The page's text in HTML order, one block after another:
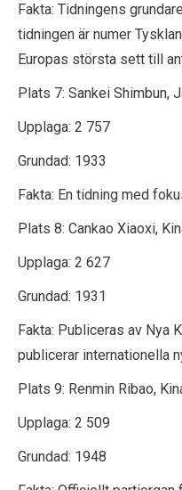
Fakta: Tidningens
tidningen är numer
Europas största sett till
Plats 7: Sankei Shimbun,
Upplaga: 2 757
Grundad: 1933
Fakta: En tidning med
Plats 8: Cankao Xiaoxi,
Upplaga: 2 627
Grundad: 1931
Fakta: Publiceras av Nya
publicerar internationella
Plats 9: Renmin Ribao,
Upplaga: 2 509
Grundad: 1948